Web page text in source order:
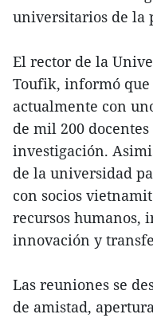
universitarios de la
El rector de la
Toufik, informó
actualmente con
de mil 200
investigación.
de la universidad
con socios
recursos humanos,
innovación y
Las reuniones se
de amistad,